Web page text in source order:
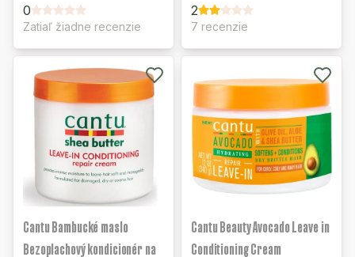
0
Zatiaľ žiadne recenzie
2
7 recenzie
Cantu Bambucké maslo
Bezoplachový kondicionér na
Cantu Beauty Avocado Leave in
Conditioning Cream